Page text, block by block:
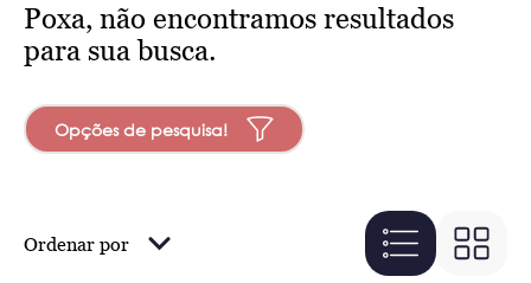
Poxa, não encontramos resultados
para sua busca.
Opções de pesquisa!
Ordenar por